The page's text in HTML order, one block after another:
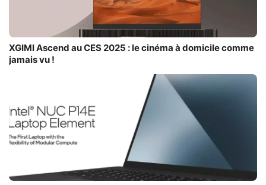
XGIMI Ascend au CES 2025 : le cinéma à domicile comme
jamais vu !